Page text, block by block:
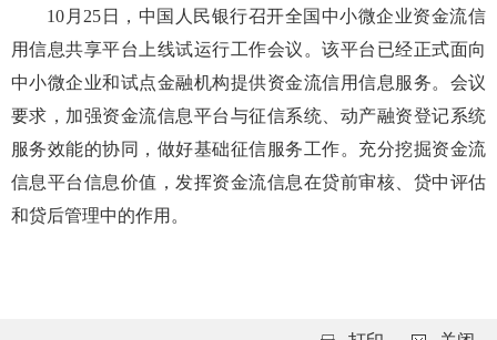
10月25日，中国人民银行召开全国中小微企业资金流信
用信息共享平台上线试运行工作会议。该平台已经正式面向
中小微企业和试点金融机构提供资金流信用信息服务。会议
要求，加强资金流信息平台与征信系统、动产融资登记系统
服务效能的协同，做好基础征信服务工作。充分挖掘资金流
信息平台信息价值，发挥资金流信息在贷前审核、贷中评估
和贷后管理中的作用。